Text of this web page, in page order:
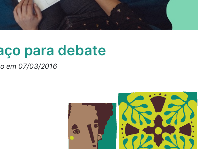
para debate
em 07/03/2016